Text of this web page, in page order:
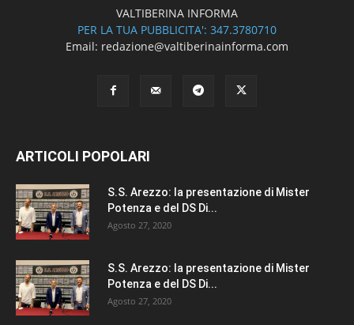
VALTIBERINA INFORMA
PER LA TUA PUBBLICITA': 347.3780710
Email: redazione@valtiberinainforma.com
ARTICOLI POPOLARI
S.S. Arezzo: la presentazione di Mister
Potenza e del DS Di...
Agosto 27, 2020
S.S. Arezzo: la presentazione di Mister
Potenza e del DS Di...
Agosto 27, 2020